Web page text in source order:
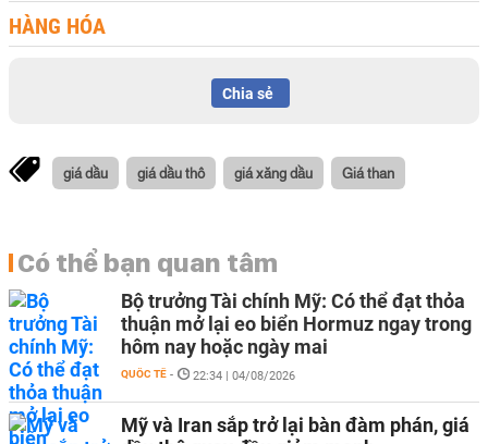
HÀNG HÓA
Chia sẻ
giá dầu giá dầu thô giá xăng dầu Giá than
Có thể bạn quan tâm
Bộ trưởng Tài chính Mỹ: Có thể đạt thỏa
thuận mở lại eo biển Hormuz ngay trong
hôm nay hoặc ngày mai
QUỐC TẾ - 22:34 | 04/08/2026
Mỹ và Iran sắp trở lại bàn đàm phán, giá